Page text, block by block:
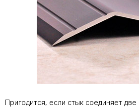
Пригодится, если стык соединяет